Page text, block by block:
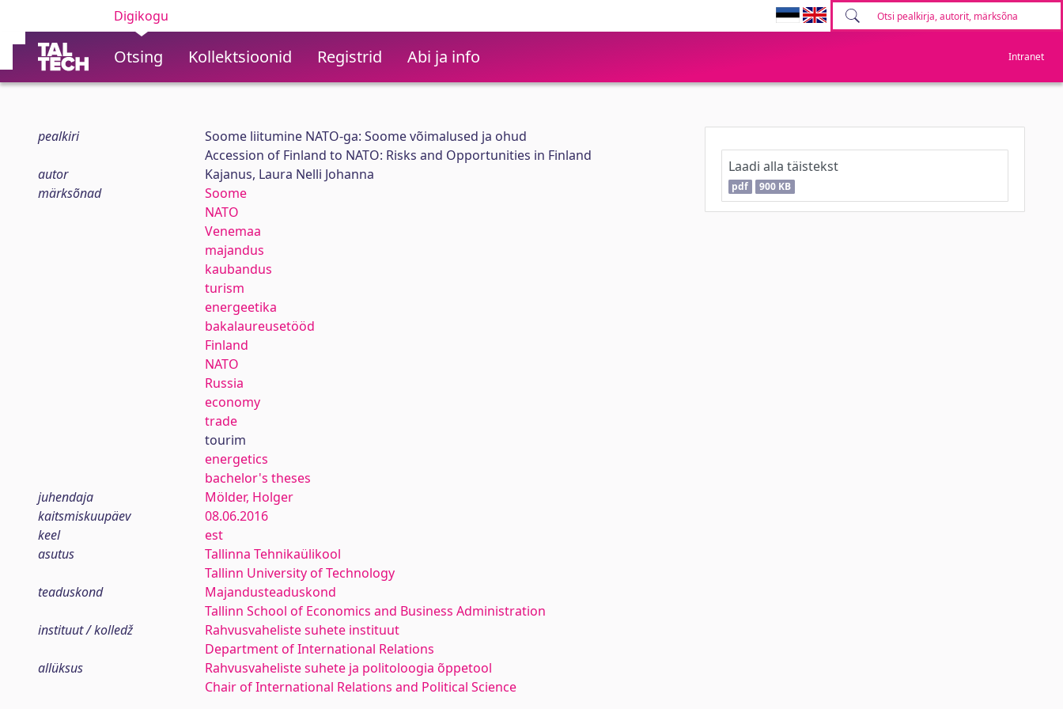
Digikogu
Otsing Kollektsioonid Registrid Abi ja info Intranet
pealkiri
Soome liitumine NATO-ga: Soome võimalused ja ohud
Accession of Finland to NATO: Risks and Opportunities in Finland
autor
Kajanus, Laura Nelli Johanna
märksõnad
Soome
NATO
Venemaa
majandus
kaubandus
turism
energeetika
bakalaureusetööd
Finland
NATO
Russia
economy
trade
tourim
energetics
bachelor's theses
juhendaja
Mölder, Holger
kaitsmiskuupäev
08.06.2016
keel
est
asutus
Tallinna Tehnikaülikool
Tallinn University of Technology
teaduskond
Majandusteaduskond
Tallinn School of Economics and Business Administration
instituut / kolledž
Rahvusvaheliste suhete instituut
Department of International Relations
allüksus
Rahvusvaheliste suhete ja politoloogia õppetool
Chair of International Relations and Political Science
Laadi alla täistekst
pdf 900 KB